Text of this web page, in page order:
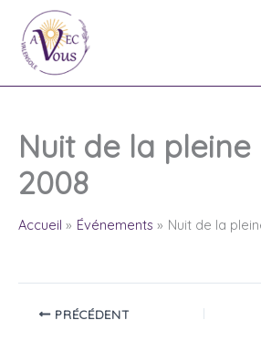
contenu
Nuit de la pleine
2008
Accueil Événements Nuit de la
PRÉCÉDENT